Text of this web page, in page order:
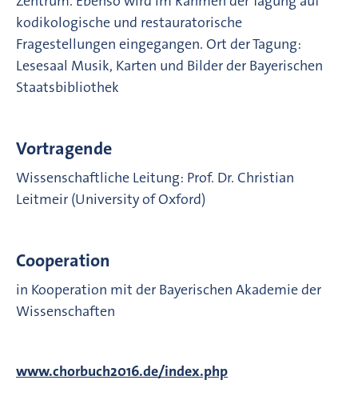
kodikologische und restauratorische
Fragestellungen eingegangen. Ort der Tagung:
Lesesaal Musik, Karten und Bilder der Bayerischen
Staatsbibliothek
Vortragende
Wissenschaftliche Leitung: Prof. Dr. Christian
Leitmeir (University of Oxford)
Cooperation
in Kooperation mit der Bayerischen Akademie der
Wissenschaften
www.chorbuch2016.de/index.php